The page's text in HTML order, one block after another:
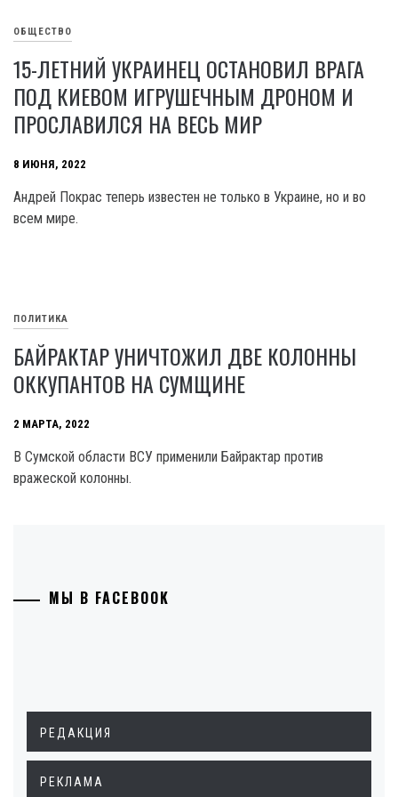
ОБЩЕСТВО
15-ЛЕТНИЙ УКРАИНЕЦ ОСТАНОВИЛ ВРАГА
ПОД КИЕВОМ ИГРУШЕЧНЫМ ДРОНОМ И
ПРОСЛАВИЛСЯ НА ВЕСЬ МИР
8 ИЮНЯ, 2022
Андрей Покрас теперь известен не только в Украине, но и во
всем мире.
ПОЛИТИКА
БАЙРАКТАР УНИЧТОЖИЛ ДВЕ КОЛОННЫ
ОККУПАНТОВ НА СУМЩИНЕ
2 МАРТА, 2022
В Сумской области ВСУ применили Байрактар против
вражеской колонны.
МЫ В FACEBOOK
РЕДАКЦИЯ
РЕКЛАМА